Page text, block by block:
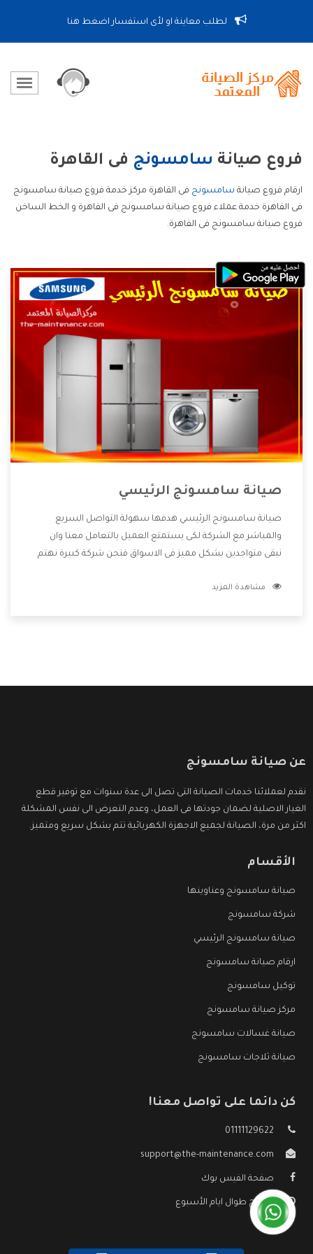
لطلب معاينة او لأى استفسار اضغط هنا
فروع صيانة سامسونج فى القاهرة
ارقام فروع صيانة سامسونج فى القاهرة مركز خدمة فروع صيانة سامسونج
فى القاهرة خدمة عملاء فروع صيانة سامسونج فى القاهرة و الخط الساخن
فروع صيانة سامسونج فى القاهرة.
صيانة سامسونج الرئيسي
صيانة سامسونج الرئيسي هدفها سهولة التواصل السريع
والمباشر مع الشركة لكى يستمتع العميل بالتعامل معنا وان
نبقى متواجدين بشكل مميز فى الاسواق فنحن شركة كبيرة نهتم
الشركة بها والتى تكون منها خدمة الصيانة التى تكون من أهم
مشاهدة المزيد
عن صيانة سامسونج
نقدم لعملائنا خدمات الصيانة التى تصل الى عدة سنوات مع توفير قطع
الغيار الاصلية لضمان جودتها فى العمل، وعدم التعرض الى نفس المشكلة
اكثر من مرة، الصيانة لجميع الاجهزة الكهربائية تتم بشكل سريع ومتميز.
الأقسام
صيانة سامسونج وعناوينها
شركة سامسونج
صيانة سامسونج الرئيسي
ارقام صيانة سامسونج
توكيل سامسونج
مركز صيانة سامسونج
صيانة غسالات سامسونج
صيانة ثلاجات سامسونج
كن دائما على تواصل معنا!
01111129622
support@the-maintenance.com
صفحة الفيس بوك
مفتوح طوال ايام الأسبوع